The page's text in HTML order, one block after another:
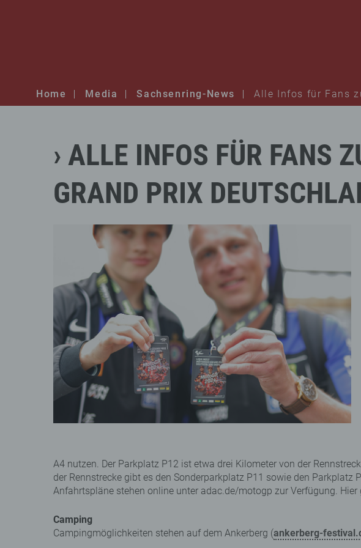
Home Media Sachsenring-News Alle Infos für Fans
ALLE INFOS FÜR FANS
GRAND PRIX
A4 nutzen. Der Parkplatz P12 ist etwa drei Kilometer von der
der Rennstrecke gibt es den Sonderparkplatz P11 sowie den
Anfahrtspläne stehen online unter adac.de/motogp zur Verfügung.
Camping
Campingmöglichkeiten stehen auf dem Ankerberg (ankerberg-